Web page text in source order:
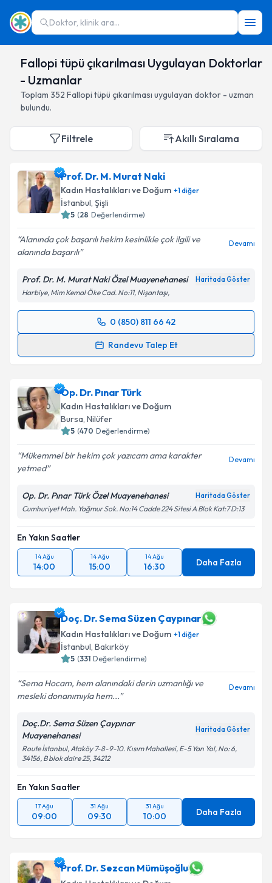
Doktor, klinik ara...
Fallopi tüpü çıkarılması Uygulayan Doktorlar
- Uzmanlar
Toplam 352 Fallopi tüpü çıkarılması uygulayan doktor - uzman
bulundu.
Filtrele Akıllı Sıralama
Prof. Dr. M. Murat Naki
Kadın Hastalıkları ve Doğum +1diğer
İstanbul, Şişli
5 (28 Değerlendirme)
Alanında çok başarılı hekim kesinlikle çok ilgili ve
alanında başarılı
Devamı
Prof. Dr. M. Murat Naki Özel Muayenehanesi Haritada Göster
Harbiye, Mim Kemal Öke Cad. No:11, Nişantaşı,
0 (850) 811 66 42
Randevu Talep Et
Randevu Takvimi Talebi
takvim hazırlandığında e-posta ile bilgilendireceğiz.
E-posta Adresiniz
'ni okudum ve kişisel verilerimin belirtilen
kapsamda işlenmesini kabul ediyorum.
Op. Dr. Pınar Türk
Kadın Hastalıkları ve Doğum
Bursa, Nilüfer
5 (470 Değerlendirme)
Mükemmel bir hekim çok yazıcam ama karakter
yetmed
Devamı
Op. Dr. Pınar Türk Özel Muayenehanesi Haritada Göster
Cumhuriyet Mah. Yağmur Sok. No:14 Cadde 224 Sitesi A Blok Kat:7 D:13
En Yakın Saatler
14 Ağu
14:00
14 Ağu
15:00
14 Ağu
16:30 Daha Fazla
Doç. Dr. Sema Süzen Çaypınar
Kadın Hastalıkları ve Doğum +1diğer
İstanbul, Bakırköy
5 (331 Değerlendirme)
Sema Hocam, hem alanındaki derin uzmanlığı ve
mesleki donanımıyla hem...
Devamı
Doç.Dr. Sema Süzen Çaypınar
Muayenehanesi
Haritada Göster
Route İstanbul, Ataköy 7-8-9-10. Kısım Mahallesi, E-5 Yan Yol, No: 6,
34156, B blok daire 25, 34212
En Yakın Saatler
17 Ağu
09:00
31 Ağu
09:30
31 Ağu
10:00 Daha Fazla
Prof. Dr. Sezcan Mümüşoğlu